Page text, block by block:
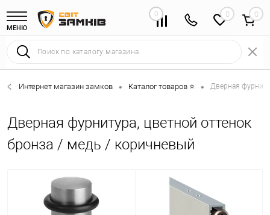
МЕНЮ
0 0
Интернет магазин замков • Каталог товаров ⭐ • Дверная
Дверная фурнитура, цветной оттенок
бронза / медь / коричневый